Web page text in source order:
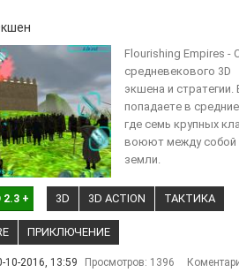
Flourishing Empires -
средневекового 3D
экшена и стратегии.
попадаете в
где семь крупных
воюют между собой
земли.
2.3 + 3D 3D ACTION ТАКТИКА
ПРИКЛЮЧЕНИЕ
10-2016, 13:59 Просмотров: 1396